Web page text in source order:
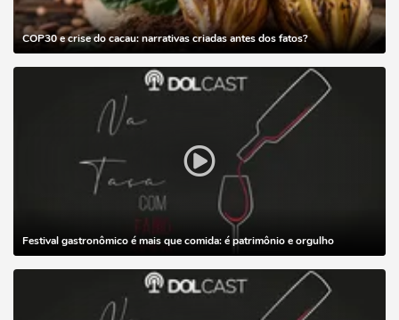
COP30 e crise do cacau: narrativas criadas antes dos fatos?
Festival gastronômico é mais que comida: é patrimônio e orgulho